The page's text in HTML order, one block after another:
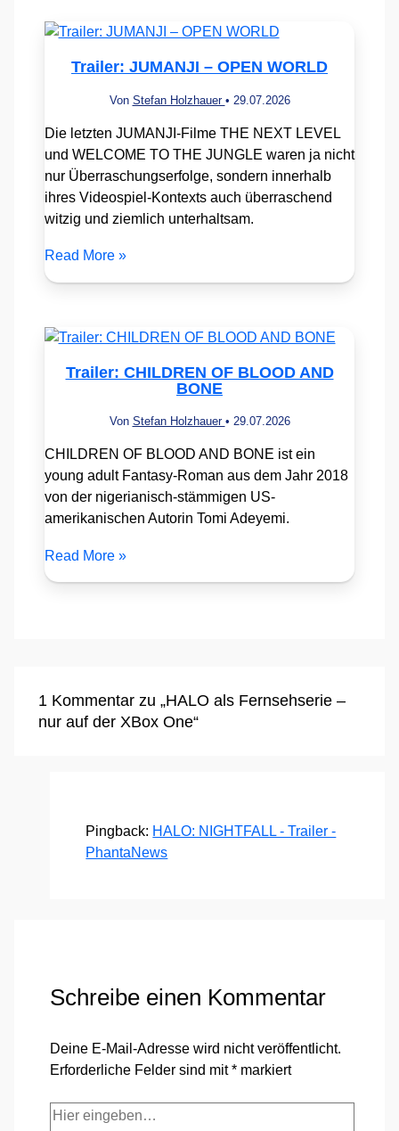
Trailer: JUMANJI – OPEN WORLD
Von Stefan Holzhauer • 29.07.2026
Die letzten JUMANJI-Filme THE NEXT LEVEL
und WELCOME TO THE JUNGLE waren ja nicht
nur Überraschungserfolge, sondern innerhalb
ihres Videospiel-Kontexts auch überraschend
witzig und ziemlich unterhaltsam.
Read More »
Trailer: CHILDREN OF BLOOD AND
BONE
Von Stefan Holzhauer • 29.07.2026
CHILDREN OF BLOOD AND BONE ist ein
young adult Fantasy-Roman aus dem Jahr 2018
von der nigerianisch-stämmigen US-
amerikanischen Autorin Tomi Adeyemi.
Read More »
1 Kommentar zu „HALO als Fernsehserie –
nur auf der XBox One“
Pingback: HALO: NIGHTFALL - Trailer -
PhantaNews
Schreibe einen Kommentar
Deine E-Mail-Adresse wird nicht veröffentlicht.
Erforderliche Felder sind mit* markiert
Hier